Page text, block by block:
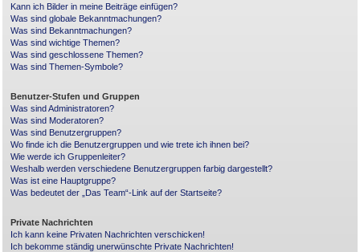
Kann ich Bilder in meine Beiträge einfügen?
Was sind globale Bekanntmachungen?
Was sind Bekanntmachungen?
Was sind wichtige Themen?
Was sind geschlossene Themen?
Was sind Themen-Symbole?
Benutzer-Stufen und Gruppen
Was sind Administratoren?
Was sind Moderatoren?
Was sind Benutzergruppen?
Wo finde ich die Benutzergruppen und wie trete ich ihnen bei?
Wie werde ich Gruppenleiter?
Weshalb werden verschiedene Benutzergruppen farbig dargestellt?
Was ist eine Hauptgruppe?
Was bedeutet der „Das Team“-Link auf der Startseite?
Private Nachrichten
Ich kann keine Privaten Nachrichten verschicken!
Ich bekomme ständig unerwünschte Private Nachrichten!